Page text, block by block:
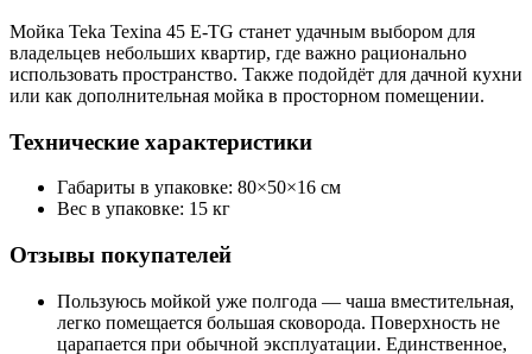
Мойка Teka Texina 45 E-TG станет удачным выбором для
владельцев небольших квартир, где важно рационально
использовать пространство. Также подойдёт для дачной кухни
или как дополнительная мойка в просторном помещении.
Технические характеристики
Габариты в упаковке: 80×50×16 см
Вес в упаковке: 15 кг
Отзывы покупателей
Пользуюсь мойкой уже полгода — чаша вместительная,
легко помещается большая сковорода. Поверхность не
царапается при обычной эксплуатации. Единственное,